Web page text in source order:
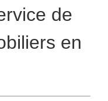
de
en